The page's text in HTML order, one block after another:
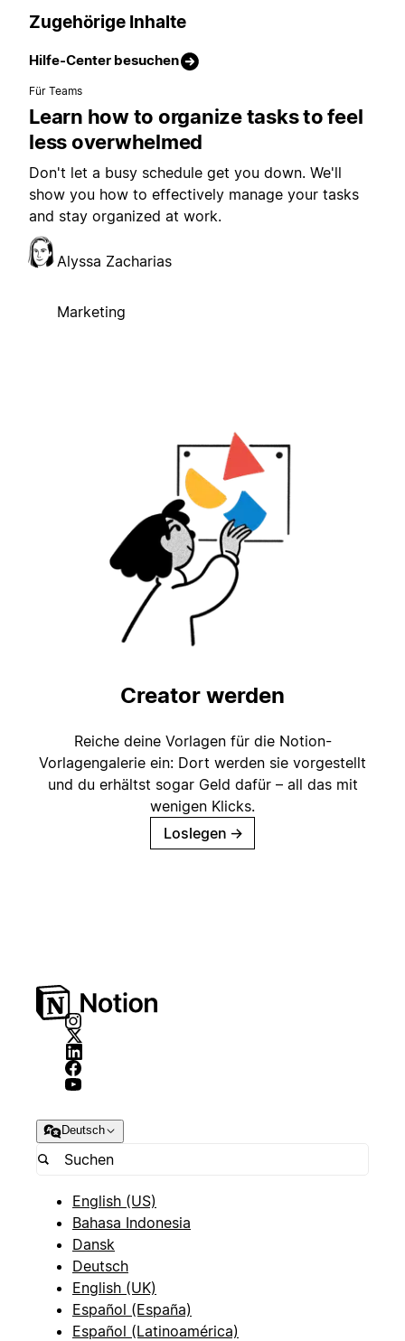
Zugehörige Inhalte
Hilfe-Center besuchen
Für Teams
Learn how to organize tasks to feel
less overwhelmed
Don't let a busy schedule get you down. We'll
show you how to effectively manage your tasks
and stay organized at work.
Alyssa Zacharias
Marketing
Creator werden
Reiche deine Vorlagen für die Notion-
Vorlagengalerie ein: Dort werden sie vorgestellt
und du erhältst sogar Geld dafür – all das mit
wenigen Klicks.
Loslegen →
Deutsch
English (US)
Bahasa Indonesia
Dansk
Deutsch
English (UK)
Español (España)
Español (Latinoamérica)